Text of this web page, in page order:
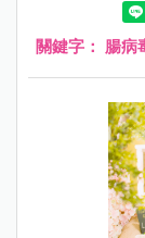
關鍵字： 腸病